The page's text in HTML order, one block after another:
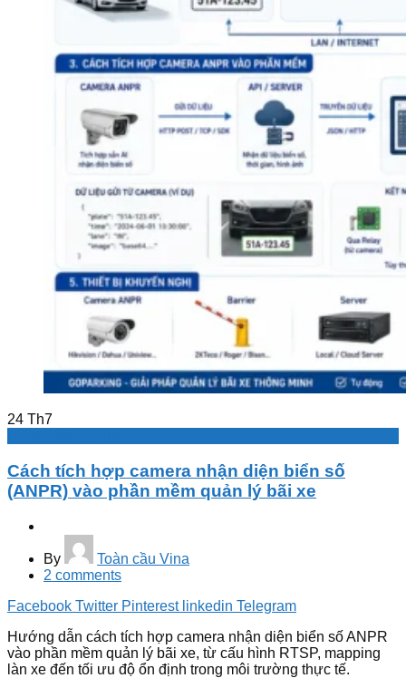
24 Th7
Cách tích hợp camera nhận diện biển số
(ANPR) vào phần mềm quản lý bãi xe
By
Toàn cầu Vina
2 comments
Facebook Twitter Pinterest linkedin Telegram
Hướng dẫn cách tích hợp camera nhận diện biển số ANPR
vào phần mềm quản lý bãi xe, từ cấu hình RTSP, mapping
làn xe đến tối ưu độ ổn định trong môi trường thực tế.